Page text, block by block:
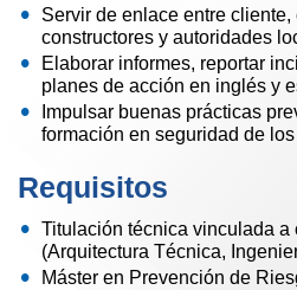
Servir de enlace entre
constructores y autoridades
Elaborar informes, reportar
planes de acción en inglés y
Impulsar buenas prácticas
formación en seguridad de
Requisitos
Titulación técnica vinculada a
(Arquitectura Técnica,
Máster en Prevención de